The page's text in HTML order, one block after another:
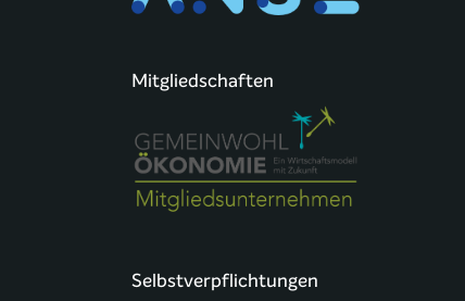
Mitgliedschaften
Selbstverpflichtungen